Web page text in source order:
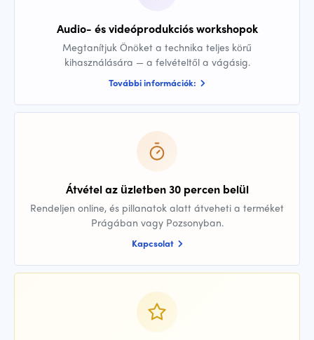
Audio- és videóprodukciós workshopok
Megtanítjuk Önöket a technika teljes körű
kihasználására — a felvételtől a vágásig.
További információk:
Átvétel az üzletben 30 percen belül
Rendeljen online, és pillanatok alatt átveheti a terméket
Prágában vagy Pozsonyban.
Kapcsolat